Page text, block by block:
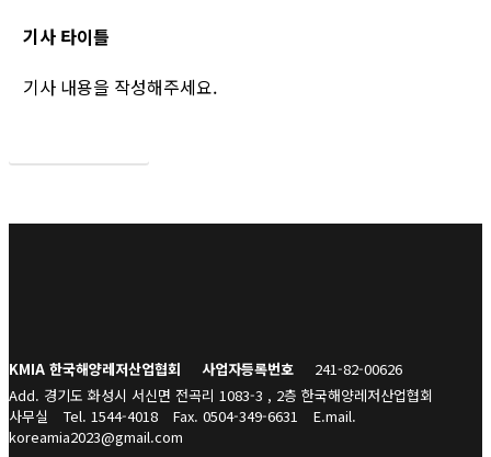
기사 타이틀
기사 내용을 작성해주세요.
KMIA 한국해양레저산업협회 사업자등록번호
241-82-00626
Add. 경기도 화성시 서신면 전곡리 1083-3 , 2층 한국해양레저산업협회
사무실
Tel. 1544-4018 Fax. 0504-349-6631
E.mail.
koreamia2023@gmail.com